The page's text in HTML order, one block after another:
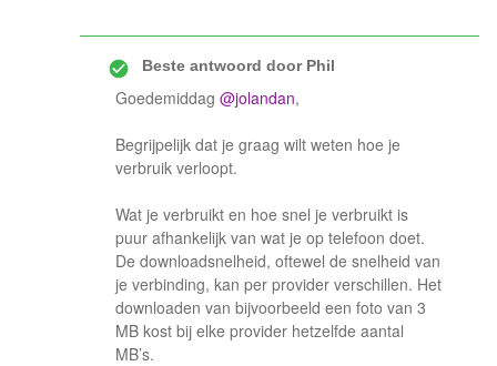
Beste antwoord doorPhil
Goedemiddag @jolandan,
Begrijpelijk dat je graag wilt weten hoe je
verbruik verloopt.
Wat je verbruikt en hoe snel je verbruikt is
puur afhankelijk van wat je op telefoon doet.
De downloadsnelheid, oftewel de snelheid van
je verbinding, kan per provider verschillen. Het
downloaden van bijvoorbeeld een foto van 3
MB kost bij elke provider hetzelfde aantal
MB’s.